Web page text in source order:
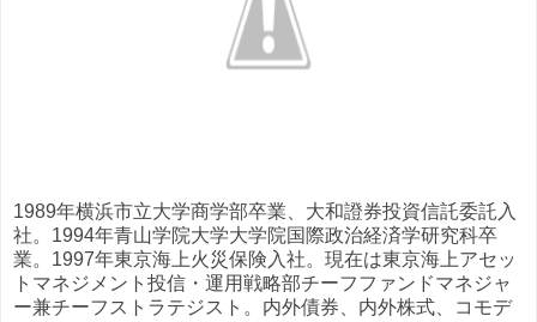
1989年横浜市立大学商学部卒業、大和證券投資信託委託入
社。1994年青山学院大学大学院国際政治経済学研究科卒
業。1997年東京海上火災保険入社。現在は東京海上アセッ
トマネジメント投信・運用戦略部チーフファンドマネジャ
ー兼チーフストラテジスト。内外債券、内外株式、コモデ